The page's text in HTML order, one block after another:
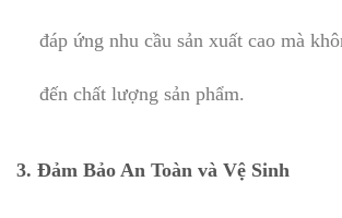
đáp ứng nhu cầu sản xuất cao mà
đến chất lượng sản phẩm.
3. Đảm Bảo An Toàn và Vệ Sinh